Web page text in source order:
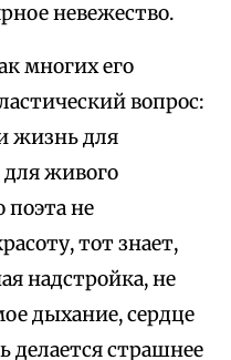
невежество.
многих его
вопрос:
жизнь для
для живого
поэта не
тот знает,
надстройка, не
дыхание, сердце
делается страшнее